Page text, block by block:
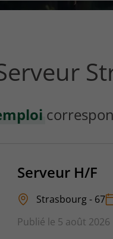
Serveur H/F
Strasbourg - 67
Publié le 5 août 2026